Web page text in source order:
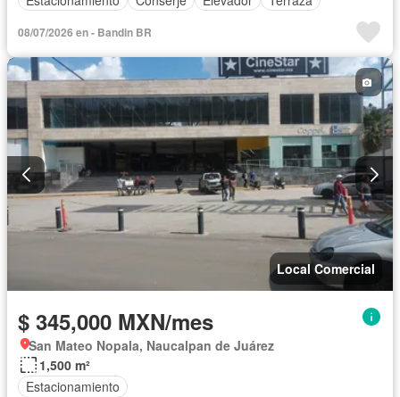
08/07/2026 en - Bandin BR
Local Comercial
$ 345,000 MXN/mes
San Mateo Nopala, Naucalpan de Juárez
1,500 m²
Estacionamiento